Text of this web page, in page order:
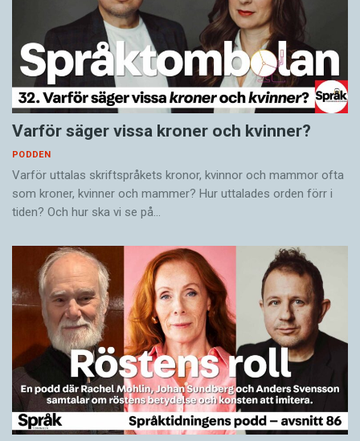
Varför säger vissa kroner och kvinner?
PODDEN
Varför uttalas skriftspråkets kronor, kvinnor och mammor ofta
som kroner, kvinner och mammer? Hur uttalades orden förr i
tiden? Och hur ska vi se på…